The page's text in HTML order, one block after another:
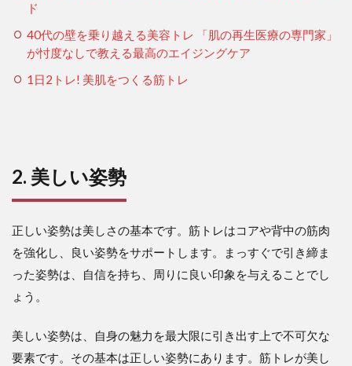
ド
40代の壁を乗り越える美容トレ 「肌の再生医療の専門家」
が忖度なしで教える最高のエイジングケア
1日2トレ! 美肌をつくる筋トレ
2. 美しい姿勢
正しい姿勢は美しさの基本です。筋トレはコアや背中の筋肉
を強化し、良い姿勢をサポートします。まっすぐで引き締ま
った姿勢は、自信を持ち、周りに良い印象を与えることでし
ょう。
美しい姿勢は、自身の魅力を最大限に引き出す上で不可欠な
要素です。その基本は正しい姿勢にあります。筋トレが美し